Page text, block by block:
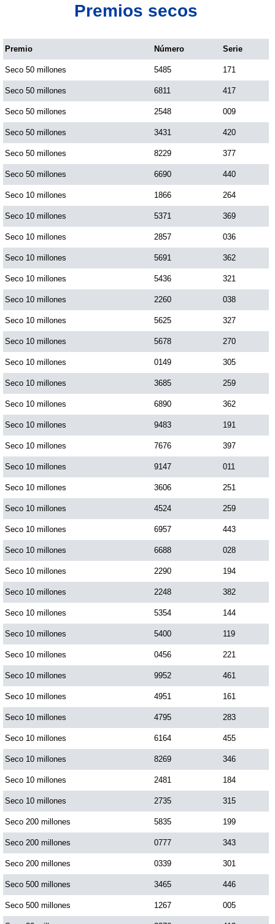
Chontico Noche
Culona noche
Dorado Mañana
Dorado Tarde
Dorado Noche
Fantástica Día
Fantástica Noche
Motilon Tarde
Paisita Día
Paisita Noche
Paisita 3
Pick 3 Día
Pick 3 Noche
Pick 4 Día
Pick 4 Noche
Pijao de Oro
Saman de la suerte
Sinuano Día
Sinuano Noche
Super Chontico Noche
Premios secos
Premio Número Serie
Seco 50 millones 5485 171
Seco 50 millones 6811 417
Seco 50 millones 2548 009
Seco 50 millones 3431 420
Seco 50 millones 8229 377
Seco 50 millones 6690 440
Seco 10 millones 1866 264
Seco 10 millones 5371 369
Seco 10 millones 2857 036
Seco 10 millones 5691 362
Seco 10 millones 5436 321
Seco 10 millones 2260 038
Seco 10 millones 5625 327
Seco 10 millones 5678 270
Seco 10 millones 0149 305
Seco 10 millones 3685 259
Seco 10 millones 6890 362
Seco 10 millones 9483 191
Seco 10 millones 7676 397
Seco 10 millones 9147 011
Seco 10 millones 3606 251
Seco 10 millones 4524 259
Seco 10 millones 6957 443
Seco 10 millones 6688 028
Seco 10 millones 2290 194
Seco 10 millones 2248 382
Seco 10 millones 5354 144
Seco 10 millones 5400 119
Seco 10 millones 0456 221
Seco 10 millones 9952 461
Seco 10 millones 4951 161
Seco 10 millones 4795 283
Seco 10 millones 6164 455
Seco 10 millones 8269 346
Seco 10 millones 2481 184
Seco 10 millones 2735 315
Seco 200 millones 5835 199
Seco 200 millones 0777 343
Seco 200 millones 0339 301
Seco 500 millones 3465 446
Seco 500 millones 1267 005